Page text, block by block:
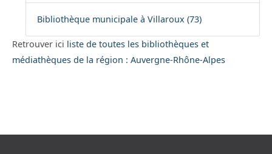
Bibliothèque municipale à Villaroux (73)
Retrouver ici liste de toutes les bibliothèques et
médiathèques de la région : Auvergne-Rhône-Alpes